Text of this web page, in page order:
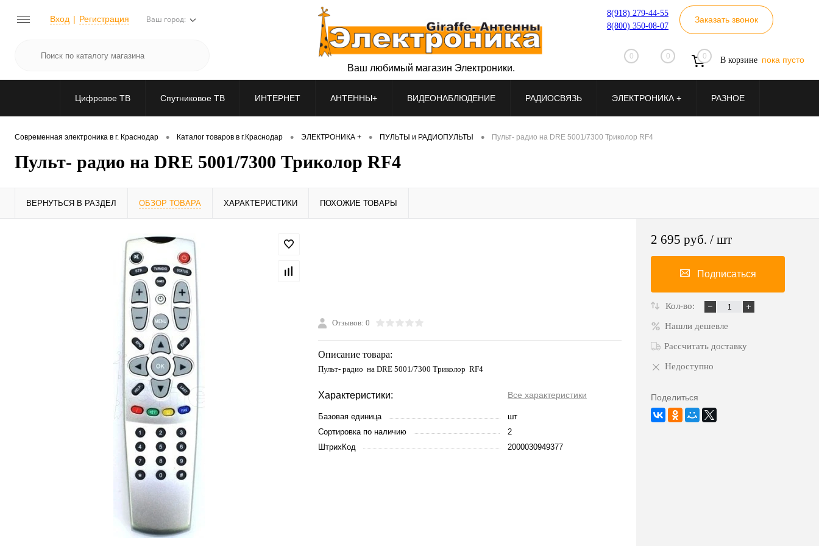
Вход Регистрация Ваш город:
8(918) 279-44-55
8(800) 350-08-07
Заказать звонок
0 0 0 В корзине пока пусто
Ваш любимый магазин Электроники.
Цифровое ТВ Спутниковое ТВ ИНТЕРНЕТ АНТЕННЫ+ ВИДЕОНАБЛЮДЕНИЕ РАДИОСВЯЗЬ ЭЛЕКТРОНИКА + РАЗНОЕ
Современная электроника в г. Краснодар • Каталог товаров в г.Краснодар • ЭЛЕКТРОНИКА + • ПУЛЬТЫ и РАДИОПУЛЬТЫ • Пульт- радио на DRE 5001/7300 Триколор RF4
Пульт- радио на DRE 5001/7300 Триколор RF4
ВЕРНУТЬСЯ В РАЗДЕЛ ОБЗОР ТОВАРА ХАРАКТЕРИСТИКИ ПОХОЖИЕ ТОВАРЫ
Отзывов: 0
Описание товара:
Пульт- радио на DRE 5001/7300 Триколор RF4
Характеристики: Все характеристики
Базовая единица
шт
Сортировка по наличию
2
ШтрихКод
2000030949377
2 695 руб. / шт
Подписаться
Кол-во:
Нашли дешевле
Рассчитать доставку
Недоступно
Поделиться